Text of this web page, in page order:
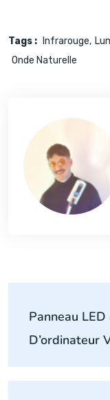
Tags : Infrarouge
Onde Naturelle
Panneau
D’ordinateur